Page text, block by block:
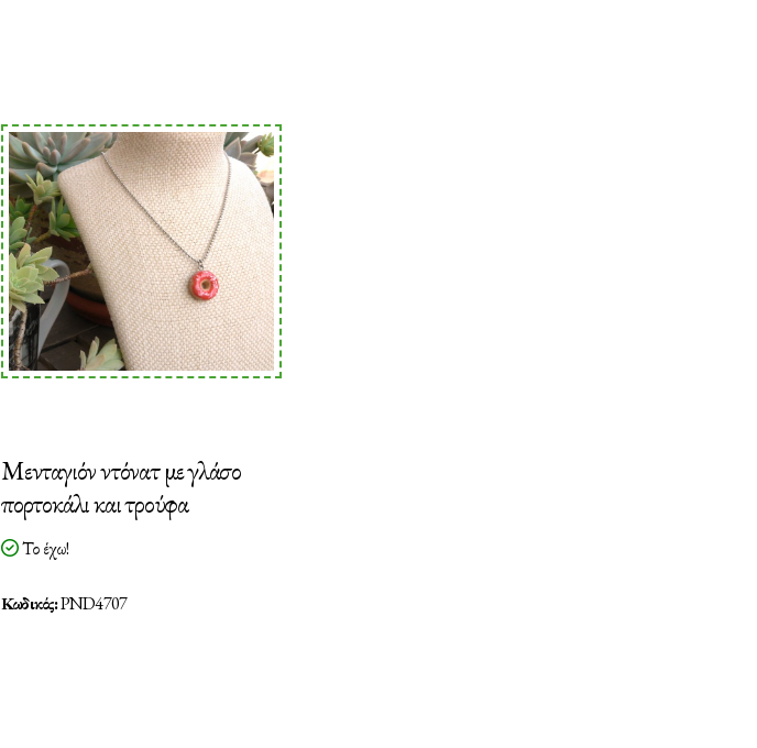
Μενταγιόν ντόνατ με γλάσο
πορτοκάλι και τρούφα
Το έχω!
Κωδικός:PND4707